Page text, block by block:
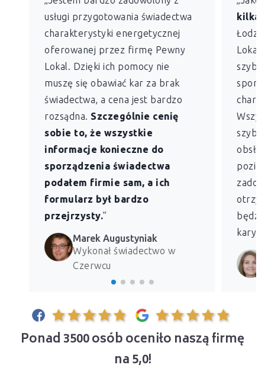
usługi przygotowania świadectwa
charakterystyki energetycznej
oferowanej przez firmę Pewny
Lokal. Dzięki ich pomocy nie
muszę się obawiać kar za brak
świadectwa, a cena jest bardzo
rozsądna. Szczególnie cenię
sobie to, że wszystkie
informacje konieczne do
sporządzenia świadectwa
podałem firmie sam, a ich
formularz był bardzo
przejrzysty.”
Marek Augustyniak
Wykonał świadectwo w
Czerwcu
Łodzi)
Lokal
kary
Ponad 3500 osób oceniło naszą firmę
na 5,0!